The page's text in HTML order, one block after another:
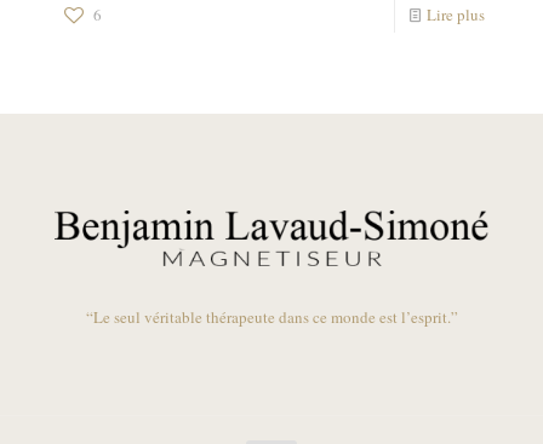
6 Lire plus
“Le seul véritable thérapeute dans ce monde est l’esprit.”